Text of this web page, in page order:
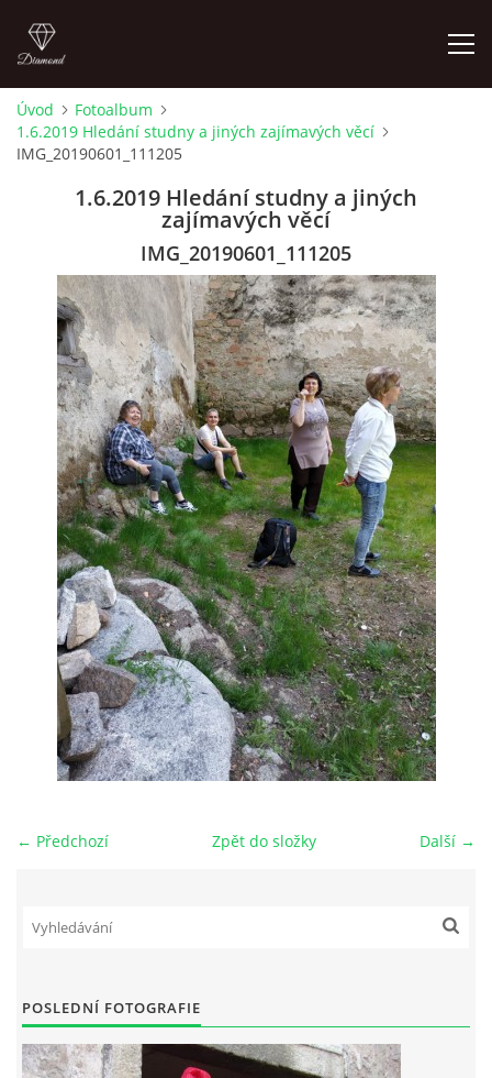
LETNÍ KINO NA HRADĚ 2022
FOTOALBUM
© 2026 eStránky.cz |RSS
Úvod
Fotoalbum
1.6.2019 Hledání studny a jiných zajímavých věcí
IMG_20190601_111205
1.6.2019 Hledání studny a jiných
zajímavých věcí
IMG_20190601_111205
← Předchozí Další →
Zpět do složky
POSLEDNÍ FOTOGRAFIE